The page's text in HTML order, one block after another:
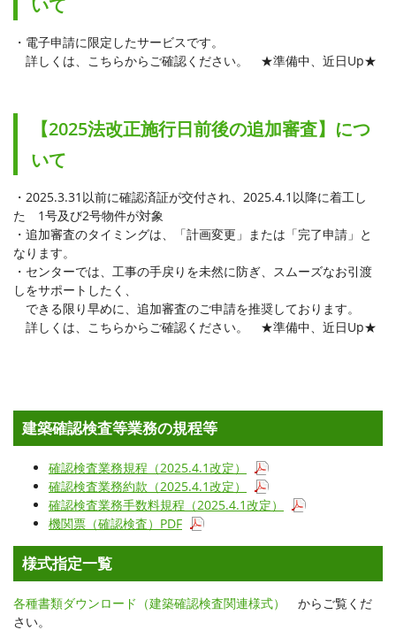
・電子申請に限定したサービスです。
詳しくは、こちらからご確認ください。 ★準備中、近日Up★
【2025法改正施行日前後の追加審査】につ
いて
・2025.3.31以前に確認済証が交付され、2025.4.1以降に着工し
た 1号及び2号物件が対象
・追加審査のタイミングは、「計画変更」または「完了申請」と
なります。
・センターでは、工事の手戻りを未然に防ぎ、スムーズなお引渡
しをサポートしたく、
できる限り早めに、追加審査のご申請を推奨しております。
詳しくは、こちらからご確認ください。 ★準備中、近日Up★
建築確認検査等業務の規程等
確認検査業務規程（2025.4.1改定）
確認検査業務約款（2025.4.1改定）
確認検査業務手数料規程（2025.4.1改定）
機関票（確認検査）PDF
様式指定一覧
各種書類ダウンロード（建築確認検査関連様式）
からご覧くだ
さい。